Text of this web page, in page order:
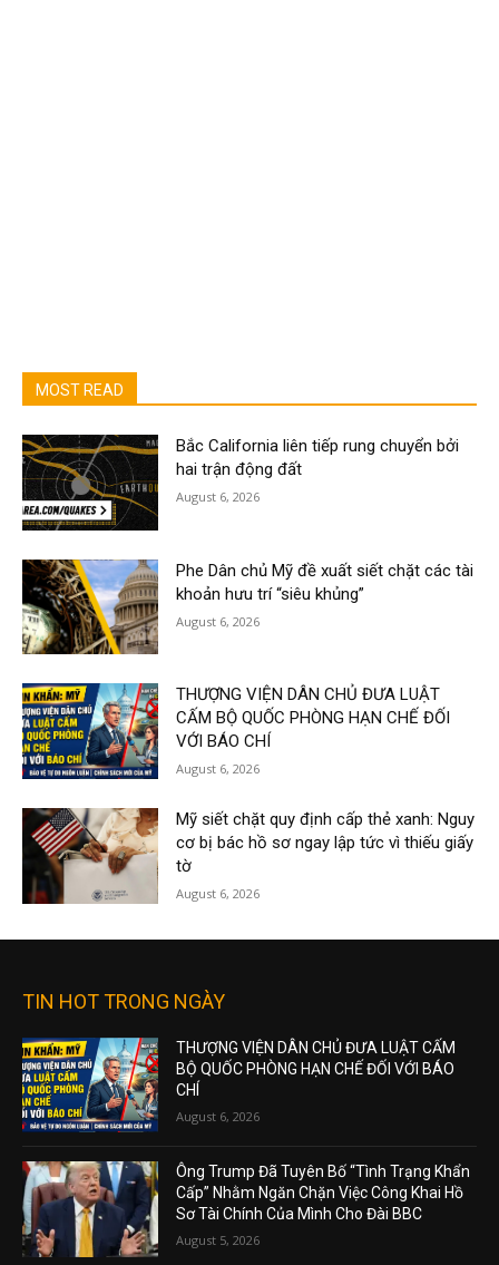
MOST READ
Bắc California liên tiếp rung chuyển bởi
hai trận động đất
August 6, 2026
Phe Dân chủ Mỹ đề xuất siết chặt các tài
khoản hưu trí “siêu khủng”
August 6, 2026
THƯỢNG VIỆN DÂN CHỦ ĐƯA LUẬT
CẤM BỘ QUỐC PHÒNG HẠN CHẾ ĐỐI
VỚI BÁO CHÍ
August 6, 2026
Mỹ siết chặt quy định cấp thẻ xanh: Nguy
cơ bị bác hồ sơ ngay lập tức vì thiếu giấy
tờ
August 6, 2026
TIN HOT TRONG NGÀY
THƯỢNG VIỆN DÂN CHỦ ĐƯA LUẬT CẤM
BỘ QUỐC PHÒNG HẠN CHẾ ĐỐI VỚI BÁO
CHÍ
August 6, 2026
Ông Trump Đã Tuyên Bố “Tình Trạng Khẩn
Cấp” Nhằm Ngăn Chặn Việc Công Khai Hồ
Sơ Tài Chính Của Mình Cho Đài BBC
August 5, 2026